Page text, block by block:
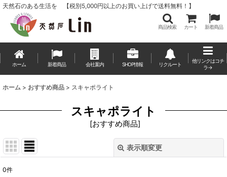
天然石のある生活を 【税別5,000円以上のお買い上げで送料無料！】
商品検索 カート 新着商品
ホーム 新着商品 会社案内 SHOP情報 リクルート
他リンクはコチ
ラ→
ホーム > おすすめ商品 > スキャポライト
スキャポライト
[おすすめ商品]
表示順変更
0件